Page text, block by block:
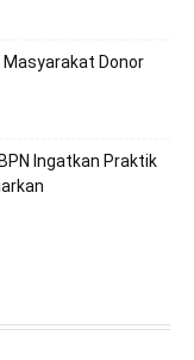
Masyarakat Donor
Ingatkan Praktik